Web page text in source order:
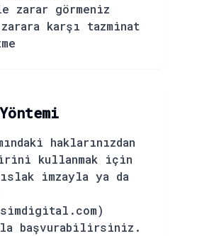
zarar görmeniz
karşı tazminat
haklarınızdan
kullanmak için
imzayla ya da
başvurabilirsiniz.